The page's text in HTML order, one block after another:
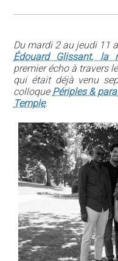
Du mardi 2 au jeudi 11
Édouard Glissant, la
premier écho à travers
qui était déjà venu
colloque Périples &
Temple.